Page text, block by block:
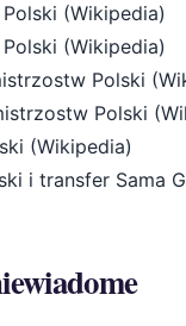
(Wikipedia)
(Wikipedia)
Polski
Polski
(Wikipedia)
i transfer Sama